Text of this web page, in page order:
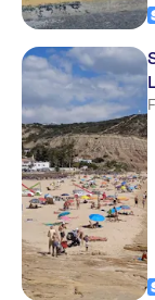
Mareta
and
Ancora
Palm
Villa Valmar
Vila
Country
Riomar
Dom